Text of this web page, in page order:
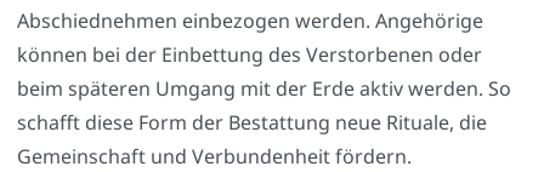
Abschied­neh­men ein­be­zo­gen wer­den. Ange­hö­ri­ge
kön­nen bei der Ein­bet­tung des Ver­stor­be­nen oder
beim spä­te­ren Umgang mit der Erde aktiv wer­den. So
schafft die­se Form der Bestat­tung neue Ritua­le, die
Gemein­schaft und Ver­bun­den­heit för­dern.